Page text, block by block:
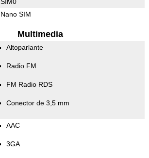
Nano SIM
Multimedia
Altoparlante
Radio FM
FM Radio RDS
Conector de 3,5 mm
AAC
3GA